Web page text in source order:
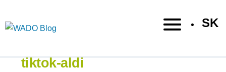
SK
tiktok-aldi